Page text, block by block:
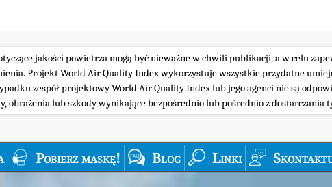
jakości powietrza mogą być nieważne w chwili publikacji, a w celu
Projekt World Air Quality Index wykorzystuje wszystkie przydatne
zespół projektowy World Air Quality Index lub jego agenci nie są
obrażenia lub szkody wynikające bezpośrednio lub pośrednio z dostarczania
Pobierz maskę! Blog Linki